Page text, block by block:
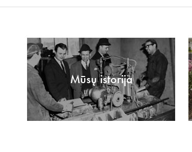
Mūsų istorija